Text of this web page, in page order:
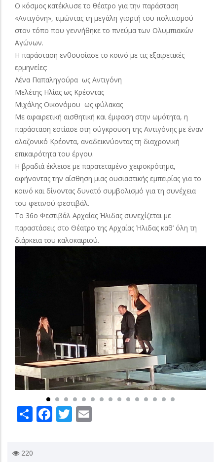
Ο κόσμος κατέκλυσε το θέατρο για την παράσταση
«Αντιγόνη», τιμώντας τη μεγάλη γιορτή του πολιτισμού
στον τόπο που γεννήθηκε το πνεύμα των Ολυμπιακών
Αγώνων.
Η παράσταση ενθουσίασε το κοινό με τις εξαιρετικές
ερμηνείες:
Λένα Παπαληγούρα ως Αντιγόνη
Μελέτης Ηλίας ως Κρέοντας
Μιχάλης Οικονόμου ως φύλακας
Με αφαιρετική αισθητική και έμφαση στην ωμότητα, η
παράσταση εστίασε στη σύγκρουση της Αντιγόνης με έναν
αλαζονικό Κρέοντα, αναδεικνύοντας τη διαχρονική
επικαιρότητα του έργου.
Η βραδιά έκλεισε με παρατεταμένο χειροκρότημα,
αφήνοντας την αίσθηση μιας ουσιαστικής εμπειρίας για το
κοινό και δίνοντας δυνατό συμβολισμό για τη συνέχεια
του φετινού φεστιβάλ.
Το 36ο Φεστιβάλ Αρχαίας Ήλιδας συνεχίζεται με
παραστάσεις στο Θέατρο της Αρχαίας Ήλιδας καθ’ όλη τη
διάρκεια του καλοκαιριού.
ShareFacebook
Twitter
220